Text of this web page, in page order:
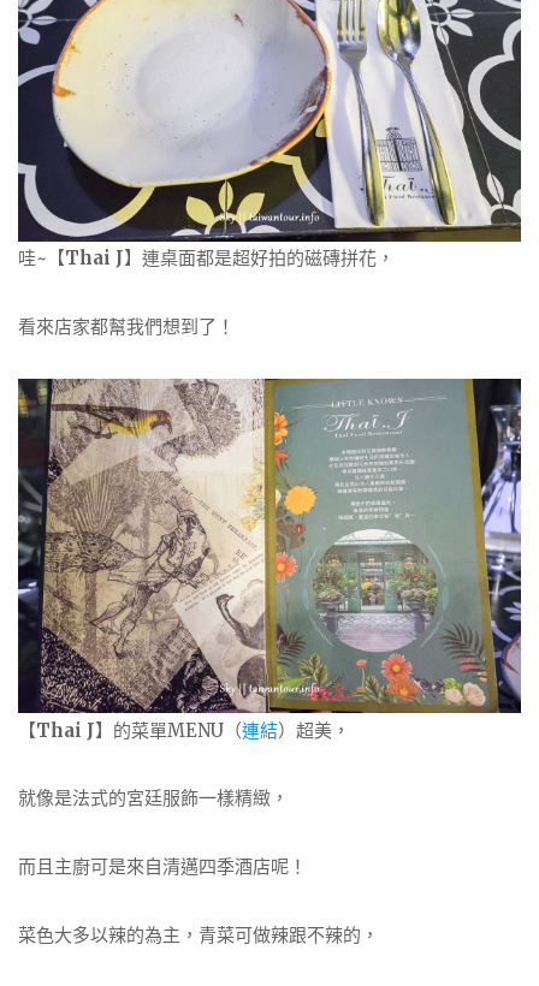
哇~【Thai J】連桌面都是超好拍的磁磚拼花，
看來店家都幫我們想到了！
【Thai J】的菜單MENU（連結）超美，
就像是法式的宮廷服飾一樣精緻，
而且主廚可是來自清邁四季酒店呢！
菜色大多以辣的為主，青菜可做辣跟不辣的，